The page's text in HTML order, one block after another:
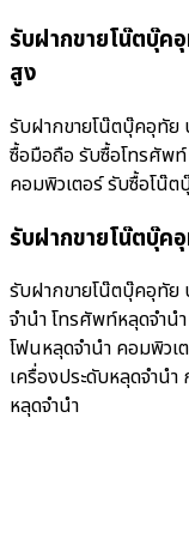
รับฝากขายโน๊ตบุ๊ค
สูง
รับฝากขายโน๊ตบุ๊คอุทัย
ซื้อมือถือ รับซื้อโทรศัพ
คอมพิวเตอร์ รับซื้อโน๊
รับฝากขายโน๊ตบุ๊ค
รับฝากขายโน๊ตบุ๊คอุทัย
จำนำ โทรศัพท์หลุดจำน
โฟนหลุดจำนำ คอมพิวเ
เครื่องประดับหลุดจำน
หลุดจำนำ